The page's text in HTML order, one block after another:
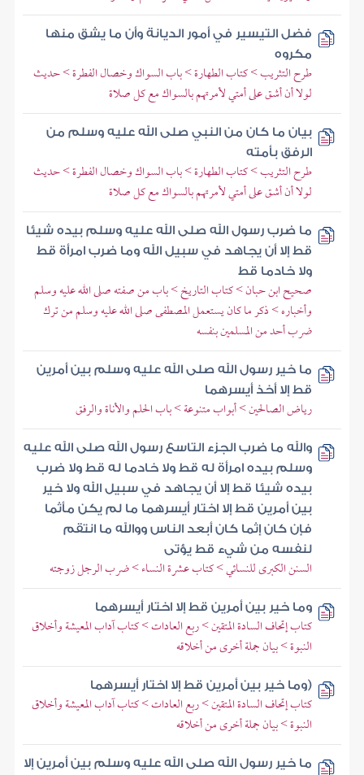
فضل التيسير في أمور الديانة وأن ما يشق منها
مكروه
طرح التثريب > كتاب الطهارة > باب السواك وخصال الفطرة > حديث
لولا أن أشق على أمتي لأمرتهم بالسواك مع كل صلاة
بيان ما كان من النبي صلى الله عليه وسلم من
الرفق بأمته
طرح التثريب > كتاب الطهارة > باب السواك وخصال الفطرة > حديث
لولا أن أشق على أمتي لأمرتهم بالسواك مع كل صلاة
ما ضرب رسول الله صلى الله عليه وسلم بيده شيئا
قط إلا أن يجاهد في سبيل الله وما ضرب امرأة قط
ولا خادما قط
صحيح ابن حبان > كتاب التاريخ > باب من صفته صلى الله عليه وسلم
وأخباره > ذكر ما كان يستعمل المصطفى صلى الله عليه وسلم من ترك
ضرب أحد من المسلمين بنفسه
ما خير رسول الله صلى الله عليه وسلم بين أمرين
قط إلا أخذ أيسرهما
رياض الصالحين > أبواب متنوعة > باب الحلم والأناة والرفق
والله ما ضرب الجزء التاسع رسول الله صلى الله عليه
وسلم بيده امرأة له قط ولا خادما له قط ولا ضرب
بيده شيئا قط إلا أن يجاهد في سبيل الله ولا خير
بين أمرين قط إلا اختار أيسرهما ما لم يكن مأثما
فإن كان إثما كان أبعد الناس ووالله ما انتقم
لنفسه من شيء قط يؤتى
السنن الكبرى للنسائي > كتاب عشرة النساء > ضرب الرجل زوجته
وما خير بين أمرين قط إلا اختار أيسرهما
كتاب إتحاف السادة المتقين > ربع العادات > كتاب آداب المعيشة وأخلاق
النبوة > بيان جملة أخرى من أخلاقه
(وما خير بين أمرين قط إلا اختار أيسرهما
كتاب إتحاف السادة المتقين > ربع العادات > كتاب آداب المعيشة وأخلاق
النبوة > بيان جملة أخرى من أخلاقه
ما خير رسول الله صلى الله عليه وسلم بين أمرين إلا